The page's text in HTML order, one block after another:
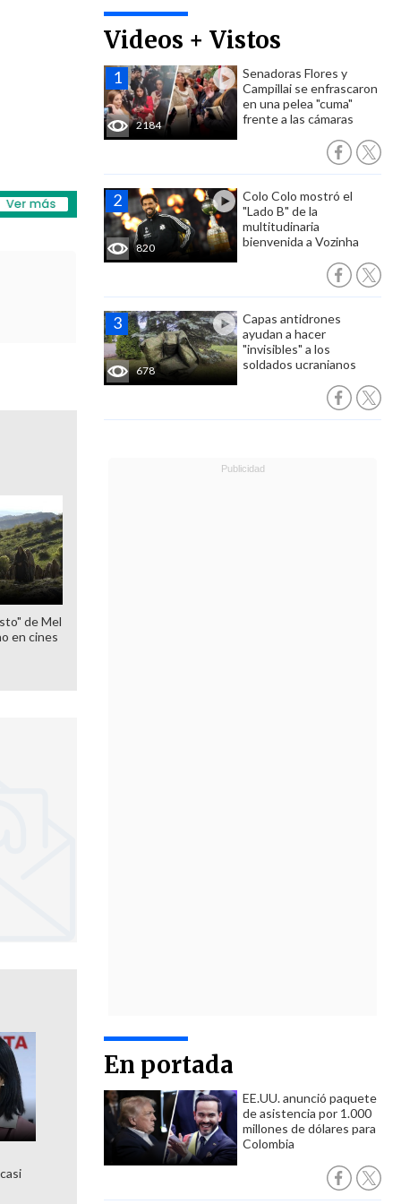
Videos + Vistos
2184
Senadoras Flores y
Campillai se enfrascaron
en una pelea "cuma"
frente a las cámaras
820
Colo Colo mostró el
"Lado B" de la
multitudinaria
bienvenida a Vozinha
678
Capas antidrones
ayudan a hacer
"invisibles" a los
soldados ucranianos
En portada
EE.UU. anunció paquete
de asistencia por 1.000
millones de dólares para
Colombia
de Mel
en cines